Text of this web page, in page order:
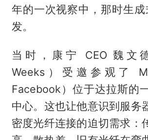
年的一次视察中，那时生
发。
当时，康宁 CEO 魏文
Weeks）受邀参观了
Facebook）位于达拉斯的
中心。这也让他意识到服务
密度光纤连接的迫切需求：